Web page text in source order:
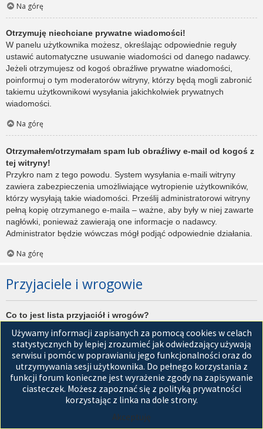
Na górę
Otrzymuję niechciane prywatne wiadomości!
W panelu użytkownika możesz, określając odpowiednie reguły
ustawić automatyczne usuwanie wiadomości od danego nadawcy.
Jeżeli otrzymujesz od kogoś obraźliwe prywatne wiadomości,
poinformuj o tym moderatorów witryny, którzy będą mogli zabronić
takiemu użytkownikowi wysyłania jakichkolwiek prywatnych
wiadomości.
Na górę
Otrzymałem/otrzymałam spam lub obraźliwy e-mail od kogoś z
tej witryny!
Przykro nam z tego powodu. System wysyłania e-maili witryny
zawiera zabezpieczenia umożliwiające wytropienie użytkowników,
którzy wysyłają takie wiadomości. Prześlij administratorowi witryny
pełną kopię otrzymanego e-maila – ważne, aby były w niej zawarte
nagłówki, ponieważ zawierają one informacje o nadawcy.
Administrator będzie wówczas mógł podjąć odpowiednie działania.
Na górę
Przyjaciele i wrogowie
Co to jest lista przyjaciół i wrogów?
użytkowników witryny. Użytkownicy dodani do listy przyjaciół będą
wyświetleni na karciePrzyjacieleznajdującej się w panelu
zarządzania kontem. Z tego poziomu można szybko sprawdzić ich
status, a także wysłać prywatną wiadomość. Zależnie od
używanego stylu witryny, posty tych użytkowników mogą być
wyróżniane. Jeśli użytkownik zostanie dodany do listy wrogów,
Używamy informacji zapisanych za pomocą cookies w celach
statystycznych by lepiej zrozumieć jak odwiedzający używają
serwisu i pomóc w poprawianiu jego funkcjonalności oraz do
utrzymywania sesji użytkownika. Do pełnego korzystania z
funkcji forum konieczne jest wyrażenie zgody na zapisywanie
ciasteczek. Możesz zapoznać się z polityką prywatności
korzystając z linka na dole strony.
Akceptuję